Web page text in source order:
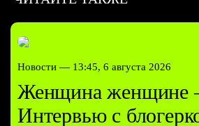
Новости — 13:45, 6 августа 2026
Женщина женщине
Интервью с